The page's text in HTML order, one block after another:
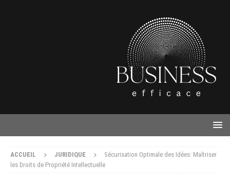
ACCUEIL JURIDIQUE
Sécurisation Optimale des Idées: Maîtriser
les Droits de Propriété Intellectuelle